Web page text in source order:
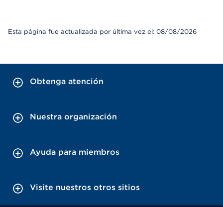
Esta página fue actualizada por última vez el: 08/08/2026
Obtenga atención
Nuestra organización
Ayuda para miembros
Visite nuestros otros sitios